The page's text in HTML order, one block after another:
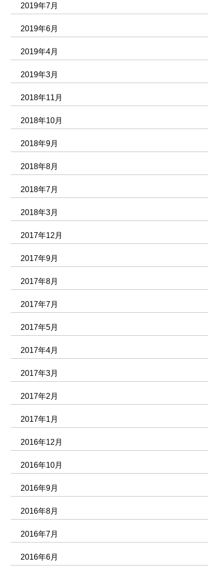
2019年7月
2019年6月
2019年4月
2019年3月
2018年11月
2018年10月
2018年9月
2018年8月
2018年7月
2018年3月
2017年12月
2017年9月
2017年8月
2017年7月
2017年5月
2017年4月
2017年3月
2017年2月
2017年1月
2016年12月
2016年10月
2016年9月
2016年8月
2016年7月
2016年6月